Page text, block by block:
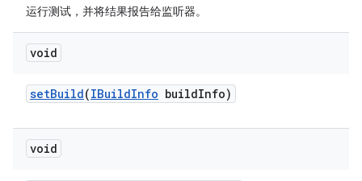
运行测试，并将结果报告给监听器。
void
setBuild(IBuildInfo buildInfo)
void